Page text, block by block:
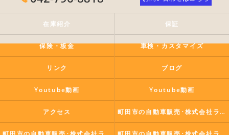
在庫紹介 保証
保険・板金 車検・カスタマイズ
リンク ブログ
Youtube動画 Youtube動画
アクセス 町田市の自動車販売･株式会社ラポールコーポレーションの口コミ情報